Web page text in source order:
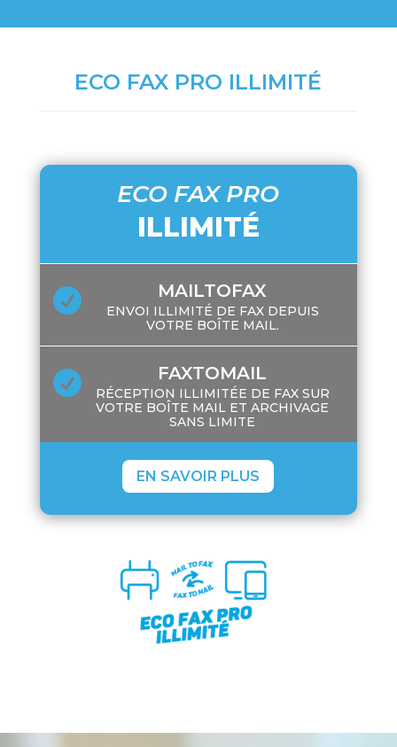
ECO FAX PRO ILLIMITÉ
ECO FAX PRO
ILLIMITÉ
 MAILTOFAX
ENVOI ILLIMITÉ DE FAX DEPUIS
VOTRE BOÎTE MAIL.
 FAXTOMAIL
RÉCEPTION ILLIMITÉE DE FAX SUR
VOTRE BOÎTE MAIL ET ARCHIVAGE
SANS LIMITE
EN SAVOIR PLUS